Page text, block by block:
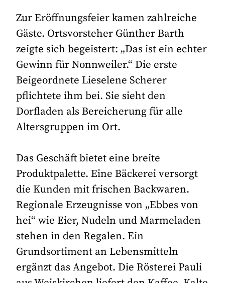
Zur Eröffnungsfeier kamen zahlreiche
Gäste. Ortsvorsteher Günther Barth
zeigte sich begeistert: „Das ist ein echter
Gewinn für Nonnweiler.“ Die erste
Beigeordnete Lieselene Scherer
pflichtete ihm bei. Sie sieht den
Dorfladen als Bereicherung für alle
Altersgruppen im Ort.
Das Geschäft bietet eine breite
Produktpalette. Eine Bäckerei versorgt
die Kunden mit frischen Backwaren.
Regionale Erzeugnisse von „Ebbes von
hei“ wie Eier, Nudeln und Marmeladen
stehen in den Regalen. Ein
Grundsortiment an Lebensmitteln
ergänzt das Angebot. Die Rösterei Pauli